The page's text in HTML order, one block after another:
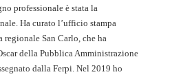
professionale è stata la
Ha curato l’ufficio stampa
regionale San Carlo, che ha
della Pubblica Amministrazione
dalla Ferpi. Nel 2019 ho